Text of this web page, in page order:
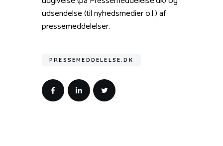
udsendelse (til nyhedsmedier o.l.) af
pressemeddelelser.
PRESSEMEDDELELSE.DK